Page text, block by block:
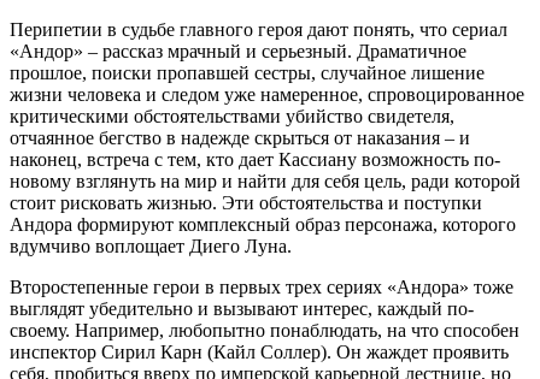
Перипетии в судьбе главного героя дают понять, что сериал
«Андор» – рассказ мрачный и серьезный. Драматичное
прошлое, поиски пропавшей сестры, случайное лишение
жизни человека и следом уже намеренное, спровоцированное
критическими обстоятельствами убийство свидетеля,
отчаянное бегство в надежде скрыться от наказания – и
наконец, встреча с тем, кто дает Кассиану возможность по-
новому взглянуть на мир и найти для себя цель, ради которой
стоит рисковать жизнью. Эти обстоятельства и поступки
Андора формируют комплексный образ персонажа, которого
вдумчиво воплощает Диего Луна.
Второстепенные герои в первых трех сериях «Андора» тоже
выглядят убедительно и вызывают интерес, каждый по-
своему. Например, любопытно понаблюдать, на что способен
инспектор Сирил Карн (Кайл Соллер). Он жаждет проявить
себя, пробиться вверх по имперской карьерной лестнице, но